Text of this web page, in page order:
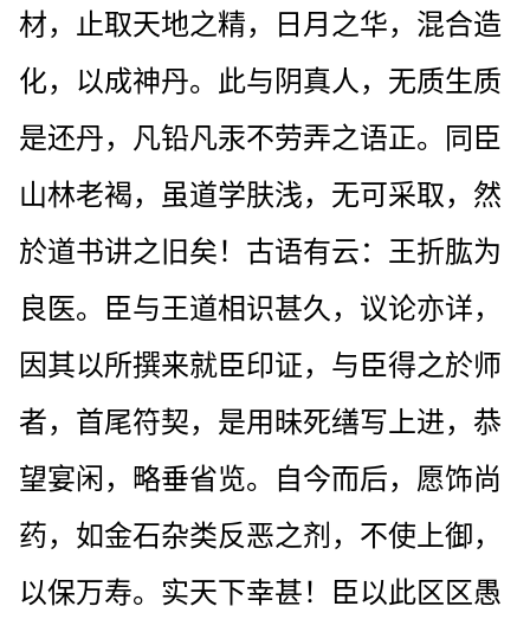
材，止取天地之精，日月之华，混合造
化，以成神丹。此与阴真人，无质生质
是还丹，凡铅凡汞不劳弄之语正。同臣
山林老褐，虽道学肤浅，无可采取，然
於道书讲之旧矣！古语有云：王折肱为
良医。臣与王道相识甚久，议论亦详，
因其以所撰来就臣印证，与臣得之於师
者，首尾符契，是用昧死缮写上进，恭
望宴闲，略垂省览。自今而后，愿饰尚
药，如金石杂类反恶之剂，不使上御，
以保万寿。实天下幸甚！臣以此区区愚